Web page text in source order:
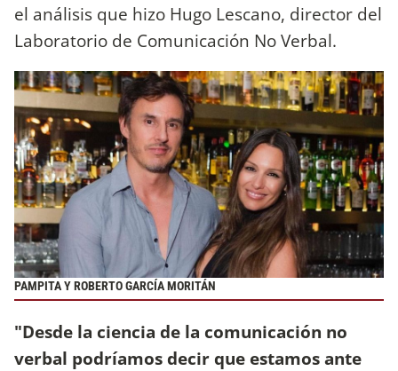
el análisis que hizo Hugo Lescano, director del
Laboratorio de Comunicación No Verbal.
PAMPITA Y ROBERTO GARCÍA MORITÁN
"Desde la ciencia de la comunicación no
verbal podríamos decir que estamos ante